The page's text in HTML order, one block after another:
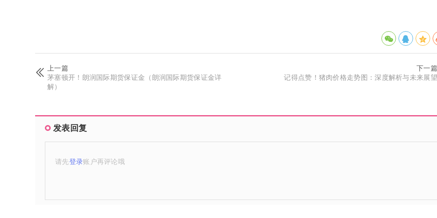
上一篇
茅塞顿开！朗润国际期货保证金（朗润国际期货保证金详
解）
下一篇
记得点赞！猪肉价格走势图：深度解析与未来展望
发表回复
请先登录账户再评论哦